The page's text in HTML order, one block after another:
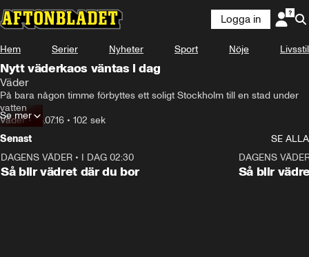
Logga in
Hem Serier Nyheter Sport Nöje Livsstil
Nytt väderkaos väntas i dag
Väder
På bara någon timme förbyttes ett soligt Stockholm till en stad under
vatten
Väder• 18.07.16 • 102 sek
Se mer
Senast
SE ALLA
DAGENS VÄDER • I DAG 02:30
Så blir vädret där du bor
DAGENS
Så blir